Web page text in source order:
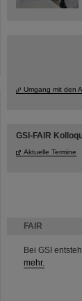
FAIR
Bei GSI
mehr.
Umgang mit den
GSI-FAIR
Aktuelle Termine